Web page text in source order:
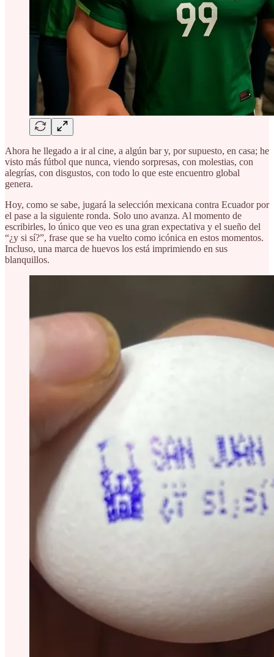
Ahora he llegado a ir al cine, a algún bar y, por supuesto, en casa; he
visto más fútbol que nunca, viendo sorpresas, con molestias, con
alegrías, con disgustos, con todo lo que este encuentro global
genera.
Hoy, como se sabe, jugará la selección mexicana contra Ecuador por
el pase a la siguiente ronda. Solo uno avanza. Al momento de
escribirles, lo único que veo es una gran expectativa y el sueño del
“¿y si sí?”, frase que se ha vuelto como icónica en estos momentos.
Incluso, una marca de huevos los está imprimiendo en sus
blanquillos.